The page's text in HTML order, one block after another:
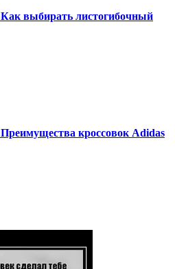
Как выбирать листогибочный
Преимущества кроссовок Adidas